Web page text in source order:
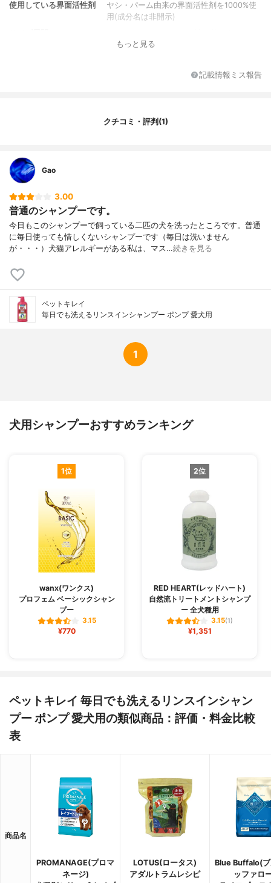
使用している界面活性剤
ヤシ・パーム由来の界面活性剤を1000%使
用(成分名は非開示)
日本
もっと見る
記載情報ミス報告
クチコミ・評判(1)
Gao
3.00
普通のシャンプーです。
今日もこのシャンプーで飼っている二匹の犬を洗ったところです。普通
に毎日使っても惜しくないシャンプーです（毎日は洗いません
が・・・）犬猫アレルギーがある私は、マス…続きを見る
ペットキレイ
毎日でも洗えるリンスインシャンプー ポンプ 愛犬用
1
犬用シャンプーおすすめランキング
1位
wanx(ワンクス)
プロフェム ベーシックシャン
プー
3.15
¥770
2位
RED HEART(レッドハート)
自然流トリートメントシャンプ
ー 全犬種用
3.15(1)
¥1,351
ペットキレイ 毎日でも洗えるリンスインシャン
プー ポンプ 愛犬用の類似商品：評価・料金比較
表
商品名
PROMANAGE(プロマ
ネージ)
LOTUS(ロータス)
アダルトラムレシピ
Blue Buffalo(
ッファロ